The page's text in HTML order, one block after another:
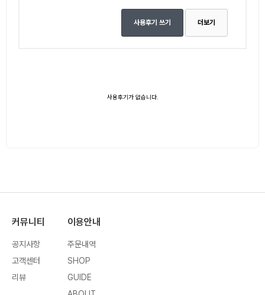
사용후기 쓰기 더보기
사용후기가 없습니다.
커뮤니티
공지사항
고객센터
리뷰
이용안내
주문내역
SHOP
GUIDE